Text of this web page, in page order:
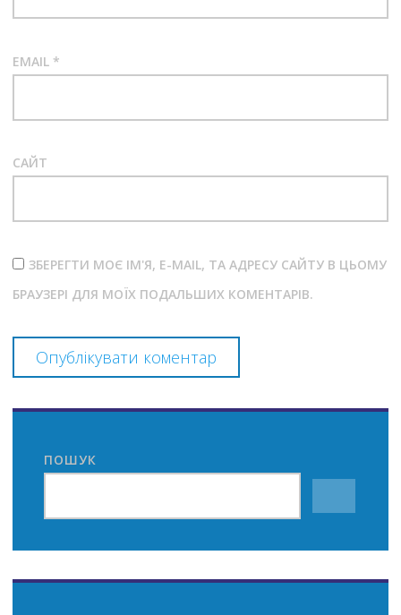
EMAIL *
САЙТ
ЗБЕРЕГТИ МОЄ ІМ'Я, E-MAIL, ТА АДРЕСУ САЙТУ В ЦЬОМУ
БРАУЗЕРІ ДЛЯ МОЇХ ПОДАЛЬШИХ КОМЕНТАРІВ.
ПОШУК